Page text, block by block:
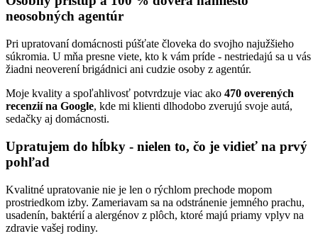
neosobných agentúr
Pri upratovaní domácnosti púšťate človeka do svojho najužšieho
súkromia. U mňa presne viete, kto k vám príde - nestriedajú sa u vás
žiadni neoverení brigádnici ani cudzie osoby z agentúr.
Moje kvality a spoľahlivosť potvrdzuje viac ako 470 overených
recenzií na Google, kde mi klienti dlhodobo zverujú svoje autá,
sedačky aj domácnosti.
Upratujem do hĺbky - nielen to, čo je vidieť na prvý
pohľad
Kvalitné upratovanie nie je len o rýchlom prechode mopom
prostriedkom izby. Zameriavam sa na odstránenie jemného prachu,
usadenín, baktérií a alergénov z plôch, ktoré majú priamy vplyv na
zdravie vašej rodiny.